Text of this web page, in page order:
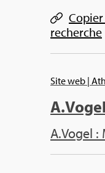
recherche
Site web |
A.​Vogel
A.​Vogel